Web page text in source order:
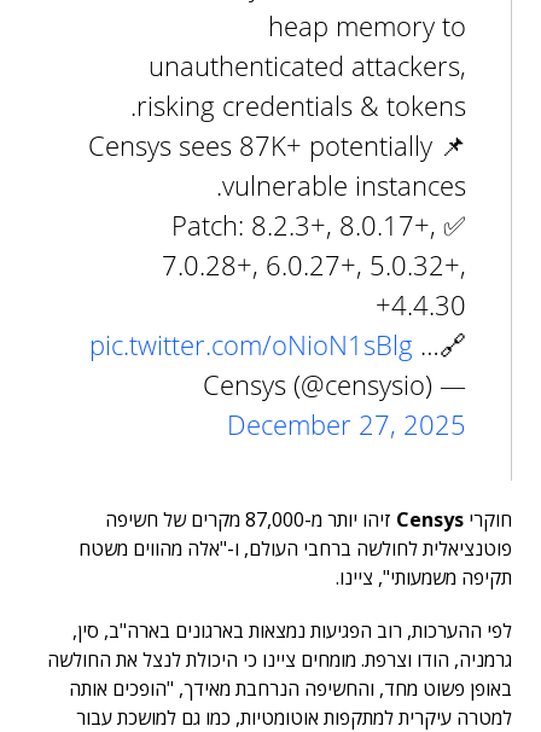
heap memory to
unauthenticated attackers,
risking credentials & tokens.
📌 Censys sees 87K+ potentially
vulnerable instances.
✅ Patch: 8.2.3+, 8.0.17+,
7.0.28+, 6.0.27+, 5.0.32+,
4.4.30+
🔗…
pic.twitter.com/oNioN1sBlg
— Censys (@censysio)
December 27, 2025
חוקרי Censys
זיהו יותר מ-87,000 מקרים של חשיפה
פוטנציאלית לחולשה ברחבי העולם, ו-"אלה מהווים משטח
תקיפה משמעותי", ציינו.
לפי ההערכות, רוב הפגיעות נמצאות בארגונים בארה"ב, סין,
גרמניה, הודו וצרפת. מומחים ציינו כי היכולת לנצל את החולשה
באופן פשוט מחד, והחשיפה הנרחבת מאידך, "הופכים אותה
למטרה עיקרית למתקפות אוטומטיות, כמו גם למושכת עבור